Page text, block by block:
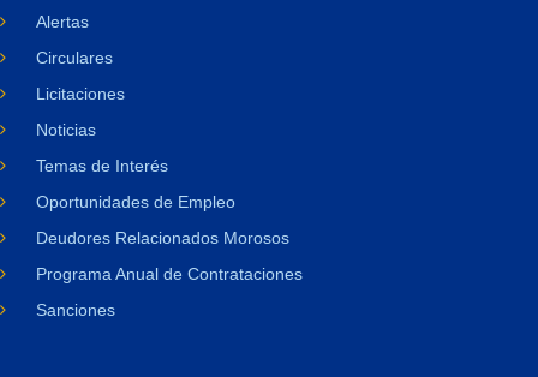
Alertas
Circulares
Licitaciones
Noticias
Temas de Interés
Oportunidades de Empleo
Deudores Relacionados Morosos
Programa Anual de Contrataciones
Sanciones